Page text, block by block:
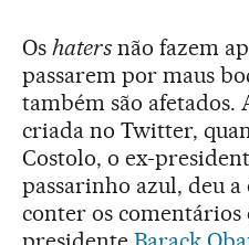
Os hatersnão fazem
passarem por maus
também são
criada no Twitter,
Costolo, o ex-
passarinho azul, deu
conter os comentários